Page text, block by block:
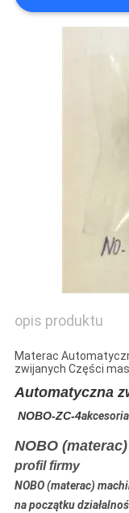
opis produktu
Materac
zwijanych Części
Automatyczna
NOBO-ZC-4
NOBO
profil firmy
NOBO (materac)
na początku